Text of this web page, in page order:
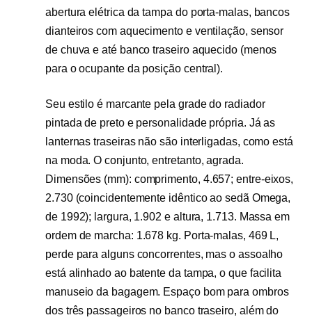
abertura elétrica da tampa do porta-malas, bancos
dianteiros com aquecimento e ventilação, sensor
de chuva e até banco traseiro aquecido (menos
para o ocupante da posição central).
Seu estilo é marcante pela grade do radiador
pintada de preto e personalidade própria. Já as
lanternas traseiras não são interligadas, como está
na moda. O conjunto, entretanto, agrada.
Dimensões (mm): comprimento, 4.657; entre-eixos,
2.730 (coincidentemente idêntico ao sedã Omega,
de 1992); largura, 1.902 e altura, 1.713. Massa em
ordem de marcha: 1.678 kg. Porta-malas, 469 L,
perde para alguns concorrentes, mas o assoalho
está alinhado ao batente da tampa, o que facilita
manuseio da bagagem. Espaço bom para ombros
dos três passageiros no banco traseiro, além do